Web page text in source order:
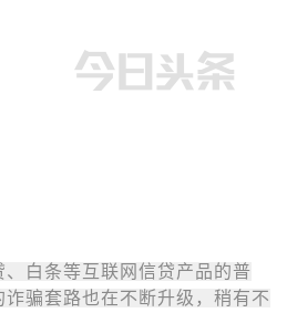
白条等互联网信贷产品的普
骗套路也在不断升级，稍有不